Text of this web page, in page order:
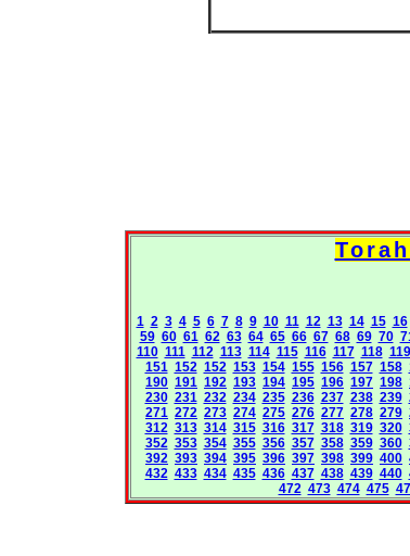
1 2 3 4 5 6 7 8 9 10 11 12 13 14 15 16
59 60 61 62 63 64 65 66 67 68 69 70
110 111 112 113 114 115 116 117 118 119
151 152 152 153 154 155 156 157 158
190 191 192 193 194 195 196 197 198
230 231 232 234 235 236 237 238 239
271 272 273 274 275 276 277 278 279
312 313 314 315 316 317 318 319 320
352 353 354 355 356 357 358 359 360
392 393 394 395 396 397 398 399 400
432 433 434 435 436 437 438 439 440
472 473 474 475